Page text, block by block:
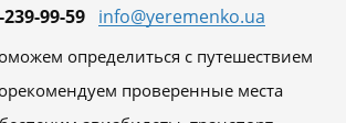
99-59 info@yeremenko.ua
определиться с путешествием
проверенные места